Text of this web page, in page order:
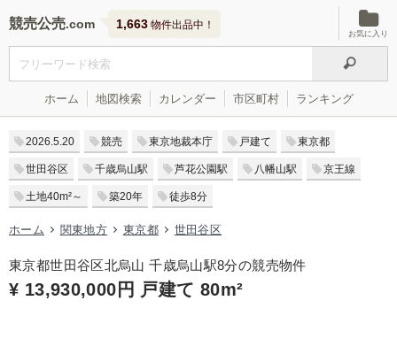
競売公売 1,663 物件出品中！
お気に入り
ホーム 地図検索 カレンダー 市区町村 ランキング
2026.5.20 競売 東京地裁本庁 戸建て 東京都
世田谷区 千歳烏山駅 芦花公園駅 八幡山駅 京王線
土地40m²～ 築20年 徒歩8分
ホーム 関東地方 東京都 世田谷区
東京都世田谷区北烏山 千歳烏山駅8分の競売物件
¥ 13,930,000円 戸建て 80m²